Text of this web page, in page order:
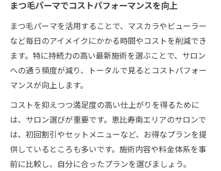
まつ毛パーマでコストパフォーマンスを向上
まつ毛パーマを活用することで、マスカラやビューラー
など毎日のアイメイクにかかる時間やコストを削減でき
ます。特に持続力の高い最新施術を選ぶことで、サロン
への通う頻度が減り、トータルで見るとコストパフォー
マンスが向上します。
コストを抑えつつ満足度の高い仕上がりを得るために
は、サロン選びが重要です。恵比寿南エリアのサロンで
は、初回割引やセットメニューなど、お得なプランを提
供しているところも多いです。施術内容や料金体系を事
前に比較し、自分に合ったプランを選びましょう。